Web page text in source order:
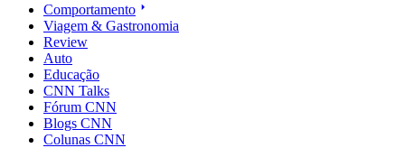
Comportamento
Viagem & Gastronomia
Review
Auto
Educação
CNN Talks
Fórum CNN
Blogs CNN
Colunas CNN